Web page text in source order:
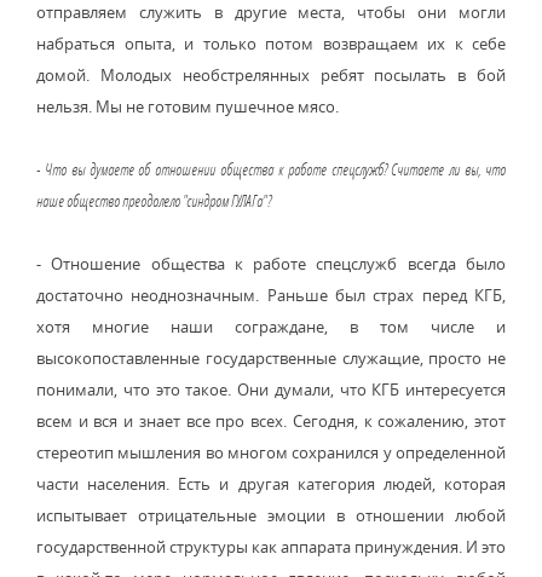
отправляем служить в другие места, чтобы они могли
набраться опыта, и только потом возвращаем их к себе
домой. Молодых необстрелянных ребят посылать в бой
нельзя. Мы не готовим пушечное мясо.
- Что вы думаете об отношении общества к работе спецслужб? Считаете ли вы, что
наше общество преодолело "синдром ГУЛАГа"?
- Отношение общества к работе спецслужб всегда было
достаточно неоднозначным. Раньше был страх перед КГБ,
хотя многие наши сограждане, в том числе и
высокопоставленные государственные служащие, просто не
понимали, что это такое. Они думали, что КГБ интересуется
всем и вся и знает все про всех. Сегодня, к сожалению, этот
стереотип мышления во многом сохранился у определенной
части населения. Есть и другая категория людей, которая
испытывает отрицательные эмоции в отношении любой
государственной структуры как аппарата принуждения. И это